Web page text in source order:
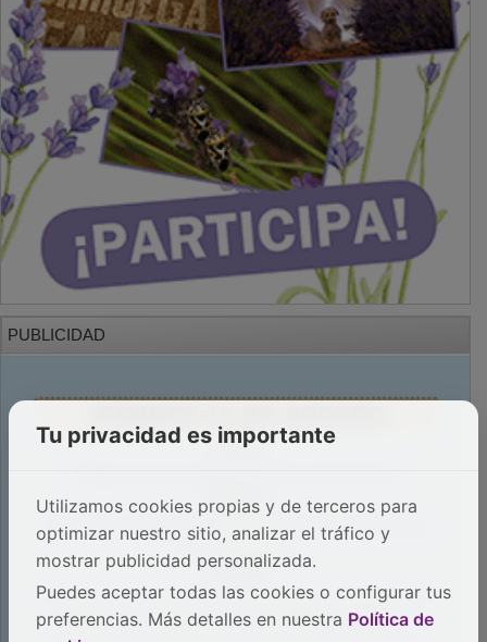
PUBLICIDAD
Tu privacidad es importante
Utilizamos cookies propias y de terceros para
optimizar nuestro sitio, analizar el tráfico y
mostrar publicidad personalizada.
Puedes aceptar todas las cookies o configurar tus
preferencias. Más detalles en nuestra Política de